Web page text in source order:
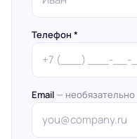
Телефон *
Email — необязательно